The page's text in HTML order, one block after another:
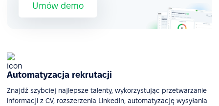
Umów demo
Automatyzacja rekrutacji
Znajdź szybciej najlepsze talenty, wykorzystując przetwarzanie
informacji z CV, rozszerzenia Linkedln, automatyzację wysyłania